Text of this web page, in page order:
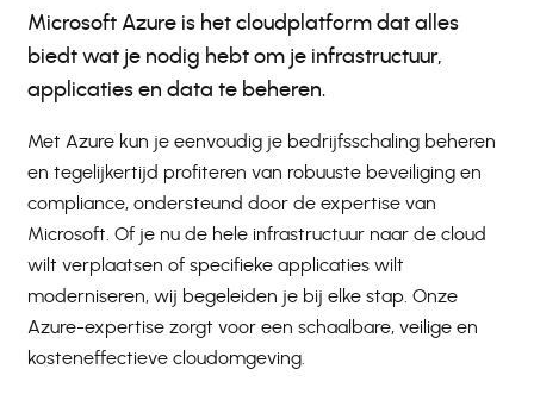
Microsoft Azure is het cloudplatform dat alles
biedt wat je nodig hebt om je infrastructuur,
applicaties en data te beheren.
Met Azure kun je eenvoudig je bedrijfsschaling beheren
en tegelijkertijd profiteren van robuuste beveiliging en
compliance, ondersteund door de expertise van
Microsoft. Of je nu de hele infrastructuur naar de cloud
wilt verplaatsen of specifieke applicaties wilt
moderniseren, wij begeleiden je bij elke stap. Onze
Azure-expertise zorgt voor een schaalbare, veilige en
kosteneffectieve cloudomgeving.